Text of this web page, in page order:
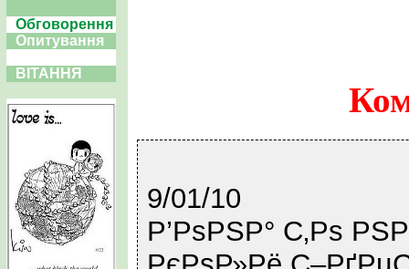
Обговорення
Опитування
ВІТАННЯ
9/01/10
Р’РѕРЅР° С‚Рѕ